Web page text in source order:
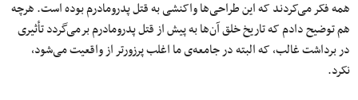
همه فکر می‌کردند که این طراحی‌ها واکنشی به قتل پدرومادرم بوده است. هرچه
هم توضیح دادم که تاریخ خلق آن‌ها به پیش از قتل پدرومادرم برمی‌گردد تأثیری
در برداشت غالب، که البته در جامعه‌ی ما اغلب پرزورتر از واقعیت می‌شود،
نکرد.